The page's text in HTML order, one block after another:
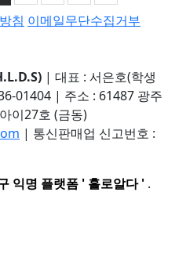
침 이메일무단수집거부
| 대표 : 서은호(학생
01404 | 주소 : 61487 광주
이27호 (금동)
| 통신판매업 신고번호 :
익명 플랫폼 ' 홀로알다 ' .